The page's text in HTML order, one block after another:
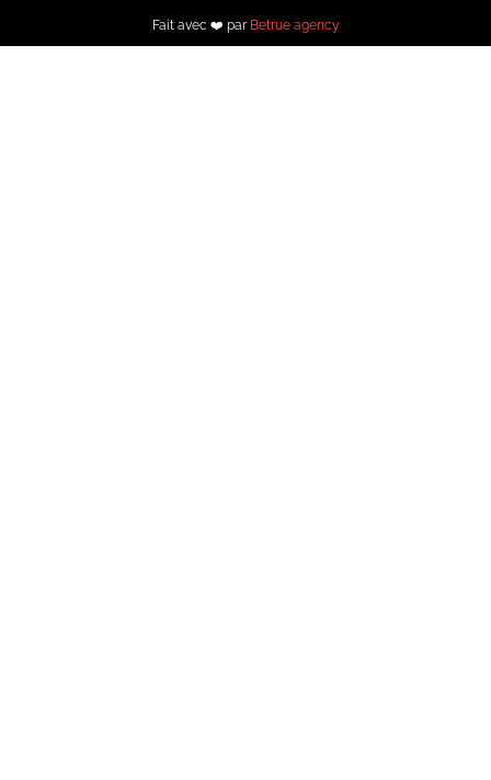
Fait avec ❤️ par Betrue agency